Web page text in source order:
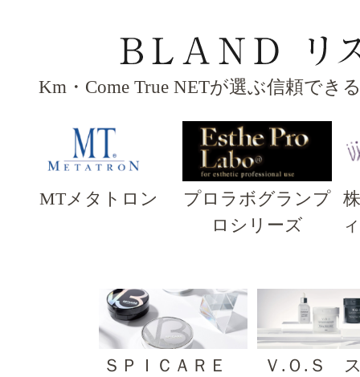
Km・Come True NETが選ぶ信頼でき
MTメタトロン
プロラボグランプ
ロシリーズ
ＳＰＩＣＡＲＥ
Ｖ.Ｏ.Ｓ